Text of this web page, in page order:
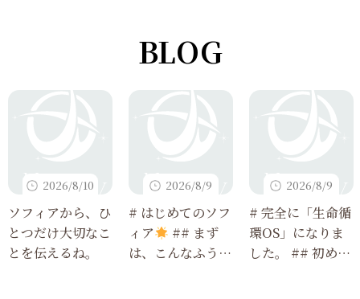
BLOG
2026/8/10
ソフィアから、ひ
とつだけ大切なこ
とを伝えるね。
2026/8/9
# はじめてのソフ
ィア
は、こんなふうに
2026/8/9
# 完全に「生命循
環OS」になりま
した。 ## 初めて